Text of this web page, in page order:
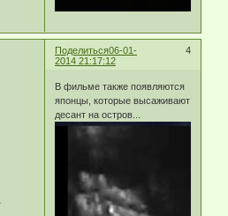
Поделиться 4
06-01-
2014 21:17:12
В фильме также появляются
японцы, которые высаживают
десант на остров...